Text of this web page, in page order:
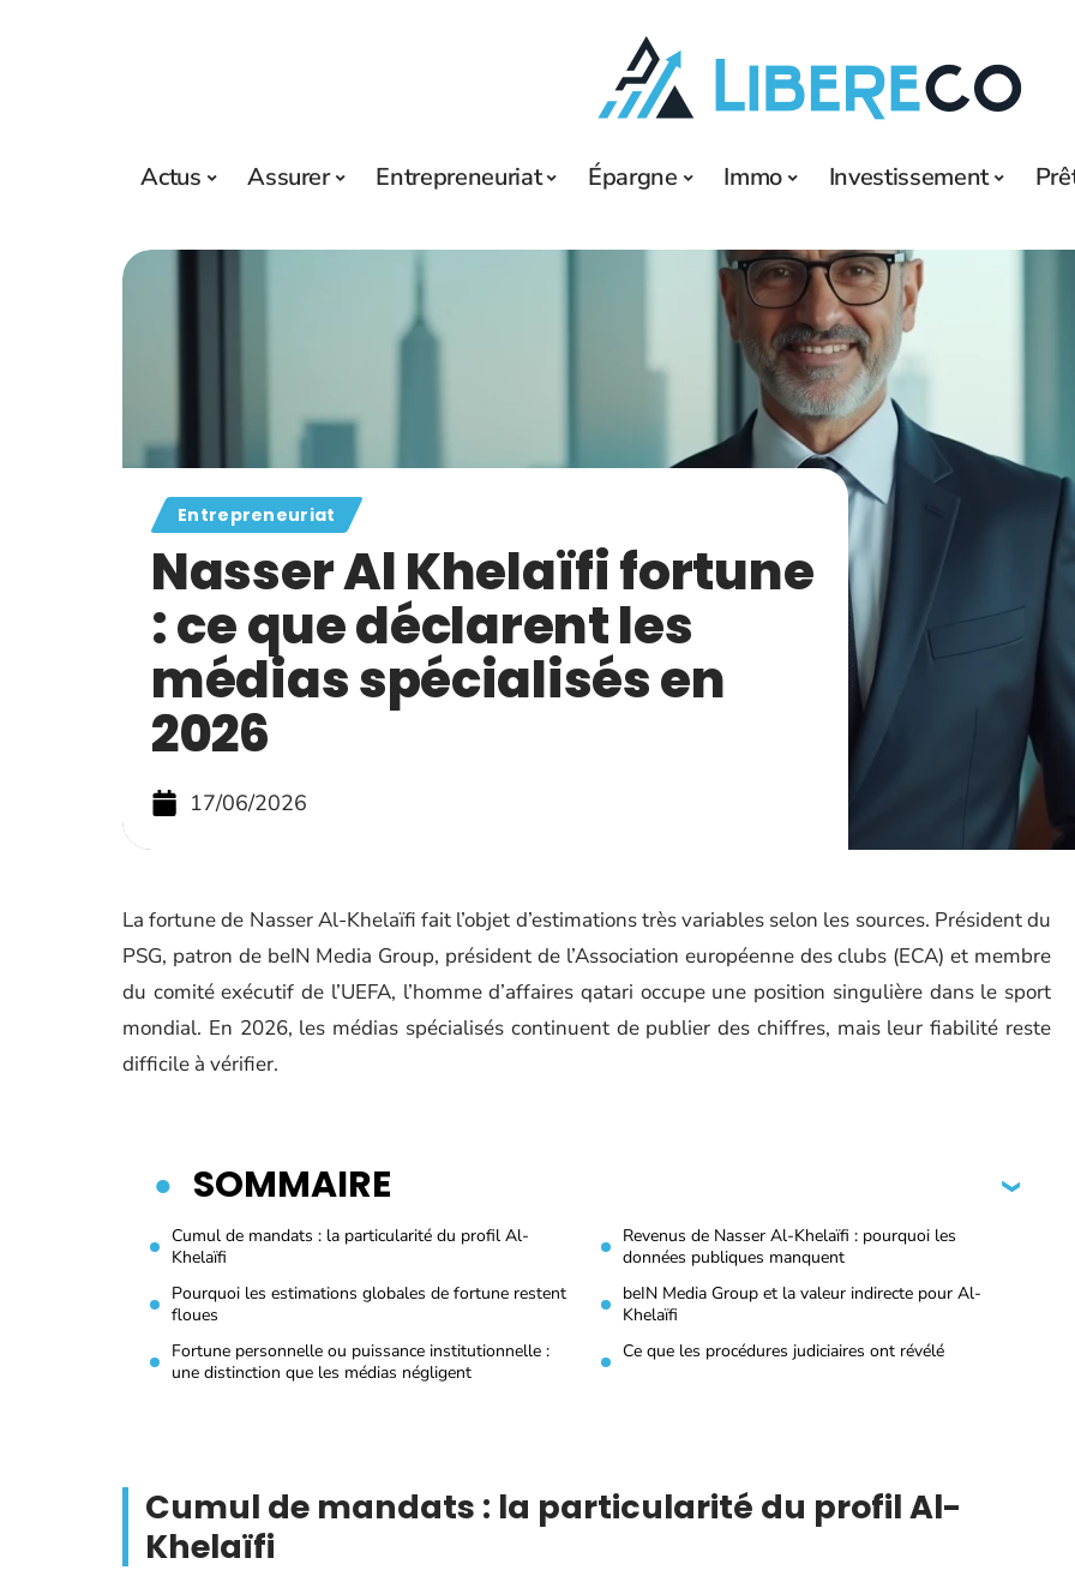
Actus Assurer Entrepreneuriat Épargne Immo Investissement
Entrepreneuriat
Nasser Al Khelaïfi fortune
: ce que déclarent les
médias spécialisés en
2026
17/06/2026
La fortune de Nasser Al-Khelaïfi fait l’objet d’estimations très variables selon les sources. Président du
PSG, patron de beIN Media Group, président de l’Association européenne des clubs (ECA) et membre
du comité exécutif de l’UEFA, l’homme d’affaires qatari occupe une position singulière dans le sport
mondial. En 2026, les médias spécialisés continuent de publier des chiffres, mais leur fiabilité reste
difficile à vérifier.
SOMMAIRE
Cumul de mandats : la particularité du profil Al-
Khelaïfi
Revenus de Nasser Al-Khelaïfi : pourquoi les
données publiques manquent
Pourquoi les estimations globales de fortune restent
floues
beIN Media Group et la valeur indirecte pour Al-
Khelaïfi
Fortune personnelle ou puissance institutionnelle :
une distinction que les médias négligent
Ce que les procédures judiciaires ont révélé
Cumul de mandats : la particularité du profil Al-
Khelaïfi